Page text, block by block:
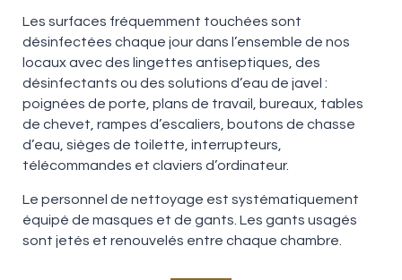
Les surfaces fréquemment touchées sont
désinfectées chaque jour dans l’ensemble de nos
locaux avec des lingettes antiseptiques, des
désinfectants ou des solutions d’eau de javel :
poignées de porte, plans de travail, bureaux, tables
de chevet, rampes d’escaliers, boutons de chasse
d’eau, sièges de toilette, interrupteurs,
télécommandes et claviers d’ordinateur.
Le personnel de nettoyage est systématiquement
équipé de masques et de gants. Les gants usagés
sont jetés et renouvelés entre chaque chambre.